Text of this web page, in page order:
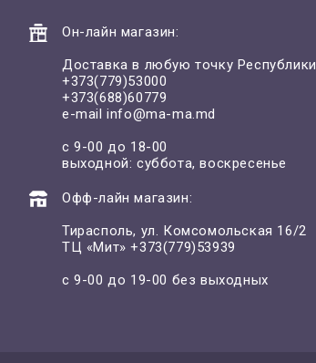
Он-лайн магазин:
Доставка в любую точку Республики
+373(779)53000
+373(688)60779
e-mailinfo@ma-ma.md
с 9-00 до 18-00
выходной: суббота, воскресенье
Офф-лайн магазин:
Тирасполь, ул. Комсомольская 16/2
ТЦ «Мит»+373(779)53939
с 9-00 до 19-00 без выходных